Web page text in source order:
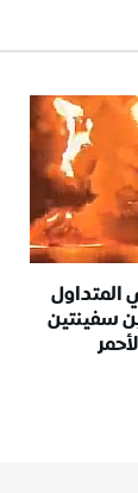
المتداول
سفينتين